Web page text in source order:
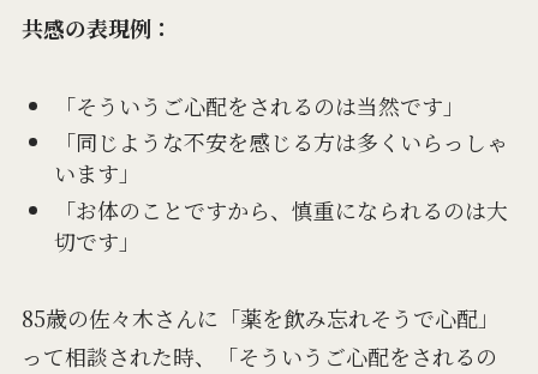
共感の表現例：
「そういうご心配をされるのは当然です」
「同じような不安を感じる方は多くいらっしゃ
います」
「お体のことですから、慎重になられるのは大
切です」
85歳の佐々木さんに「薬を飲み忘れそうで心配」
って相談された時、「そういうご心配をされるの